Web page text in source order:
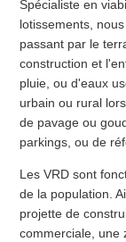
Spécialiste en
lotissements,
passant par le
construction et
pluie, ou d'eaux
urbain ou rural
de pavage ou
parkings, ou de
Les VRD sont
de la population.
projette de
commerciale, une